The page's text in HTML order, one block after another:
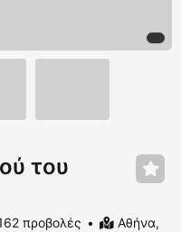
του
προβολές
Αθήνα,